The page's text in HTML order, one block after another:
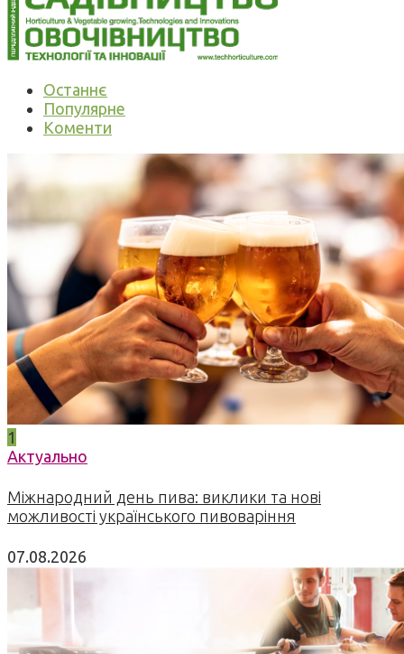
Останнє
Популярне
Коменти
1
Актуально
Міжнародний день пива: виклики та нові
можливості українського пивоваріння
07.08.2026